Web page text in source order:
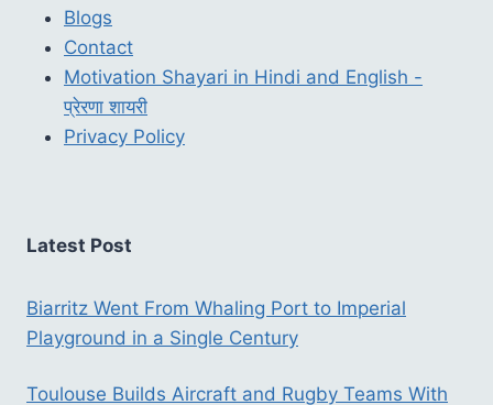
Blogs
Contact
Motivation Shayari in Hindi and English -
प्रेरणा शायरी
Privacy Policy
Latest Post
Biarritz Went From Whaling Port to Imperial
Playground in a Single Century
Toulouse Builds Aircraft and Rugby Teams With